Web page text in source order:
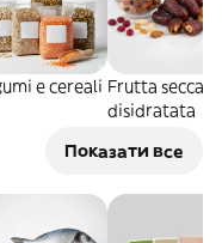
e cereali Frutta secca e
disidratata
Показати все